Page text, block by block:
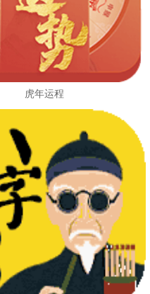
虎年运程